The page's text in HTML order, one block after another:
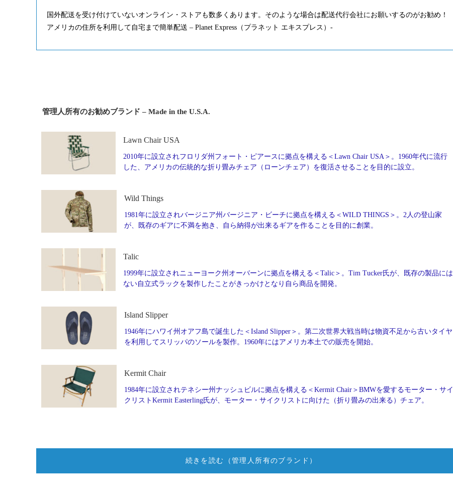
国外配送を受け付けていないオンライン・ストアも数多くあります。そのような場合は配送代行会社にお願いするのがお勧め！
アメリカの住所を利用して自宅まで簡単配送 – Planet Express（プラネット エキスプレス）-
管理人所有のお勧めブランド – Made in the U.S.A.
Lawn Chair USA
2010年に設立されフロリダ州フォート・ピアースに拠点を構える＜Lawn Chair USA＞。1960年代に流行
した、アメリカの伝統的な折り畳みチェア（ローンチェア）を復活させることを目的に設立。
Wild Things
1981年に設立されバージニア州バージニア・ビーチに拠点を構える＜WILD THINGS＞。2人の登山家
が、既存のギアに不満を抱き、自ら納得が出来るギアを作ることを目的に創業。
Talic
1999年に設立されニューヨーク州オーバーンに拠点を構える＜Talic＞。Tim Tucker氏が、既存の製品には
ない自立式ラックを製作したことがきっかけとなり自ら商品を開発。
Island Slipper
1946年にハワイ州オアフ島で誕生した＜Island Slipper＞。第二次世界大戦当時は物資不足から古いタイヤ
を利用してスリッパのソールを製作。1960年にはアメリカ本土での販売を開始。
Kermit Chair
1984年に設立されテネシー州ナッシュビルに拠点を構える＜Kermit Chair＞BMWを愛するモーター・サイ
クリストKermit Easterling氏が、モーター・サイクリストに向けた（折り畳みの出来る）チェア。
続きを読む（管理人所有のブランド）